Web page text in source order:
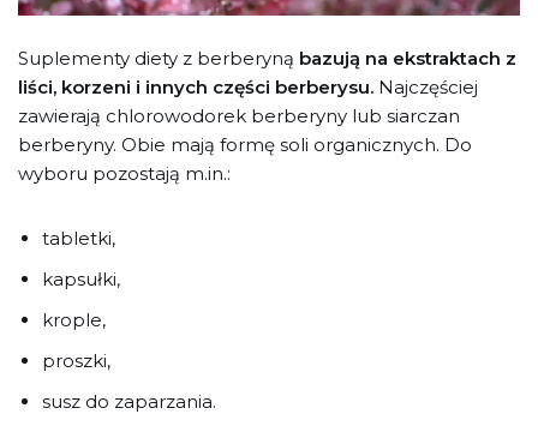
Suplementy diety z berberyną bazują na ekstraktach z
liści, korzeni i innych części berberysu. Najczęściej
zawierają chlorowodorek berberyny lub siarczan
berberyny. Obie mają formę soli organicznych. Do
wyboru pozostają m.in.:
tabletki,
kapsułki,
krople,
proszki,
susz do zaparzania.